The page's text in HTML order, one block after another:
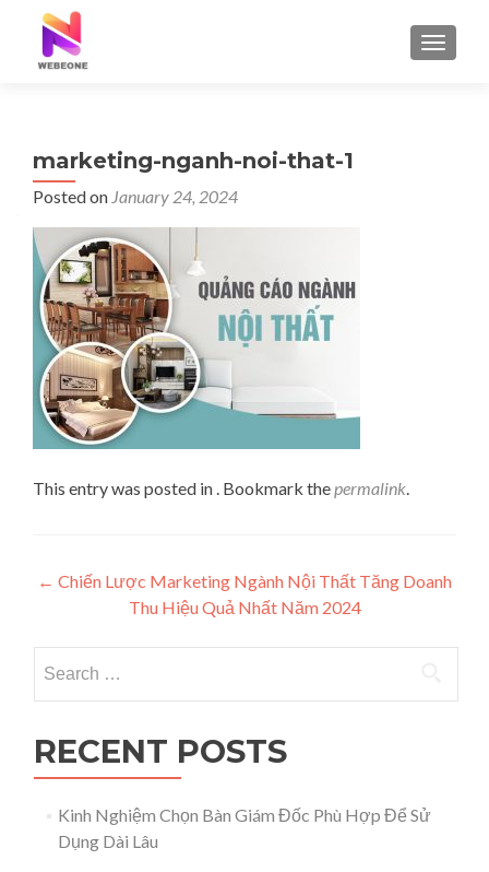
marketing-nganh-noi-that-1
Posted on January 24, 2024
This entry was posted in . Bookmark thepermalink.
Post navigation
← Chiến Lược Marketing Ngành Nội Thất Tăng Doanh
Thu Hiệu Quả Nhất Năm 2024
RECENT POSTS
Kinh Nghiệm Chọn Bàn Giám Đốc Phù Hợp Để Sử
Dụng Dài Lâu